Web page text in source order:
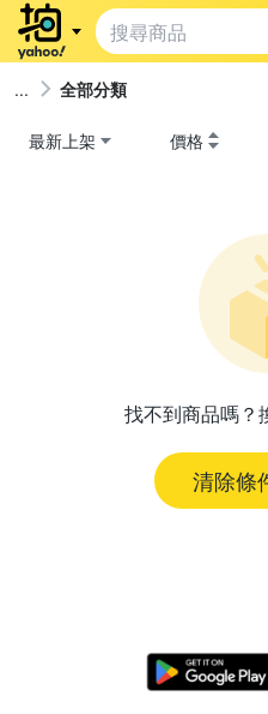
全部分類
最新上架 價格
找不到商品嗎？
清除條